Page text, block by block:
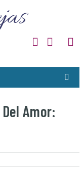
Amor: